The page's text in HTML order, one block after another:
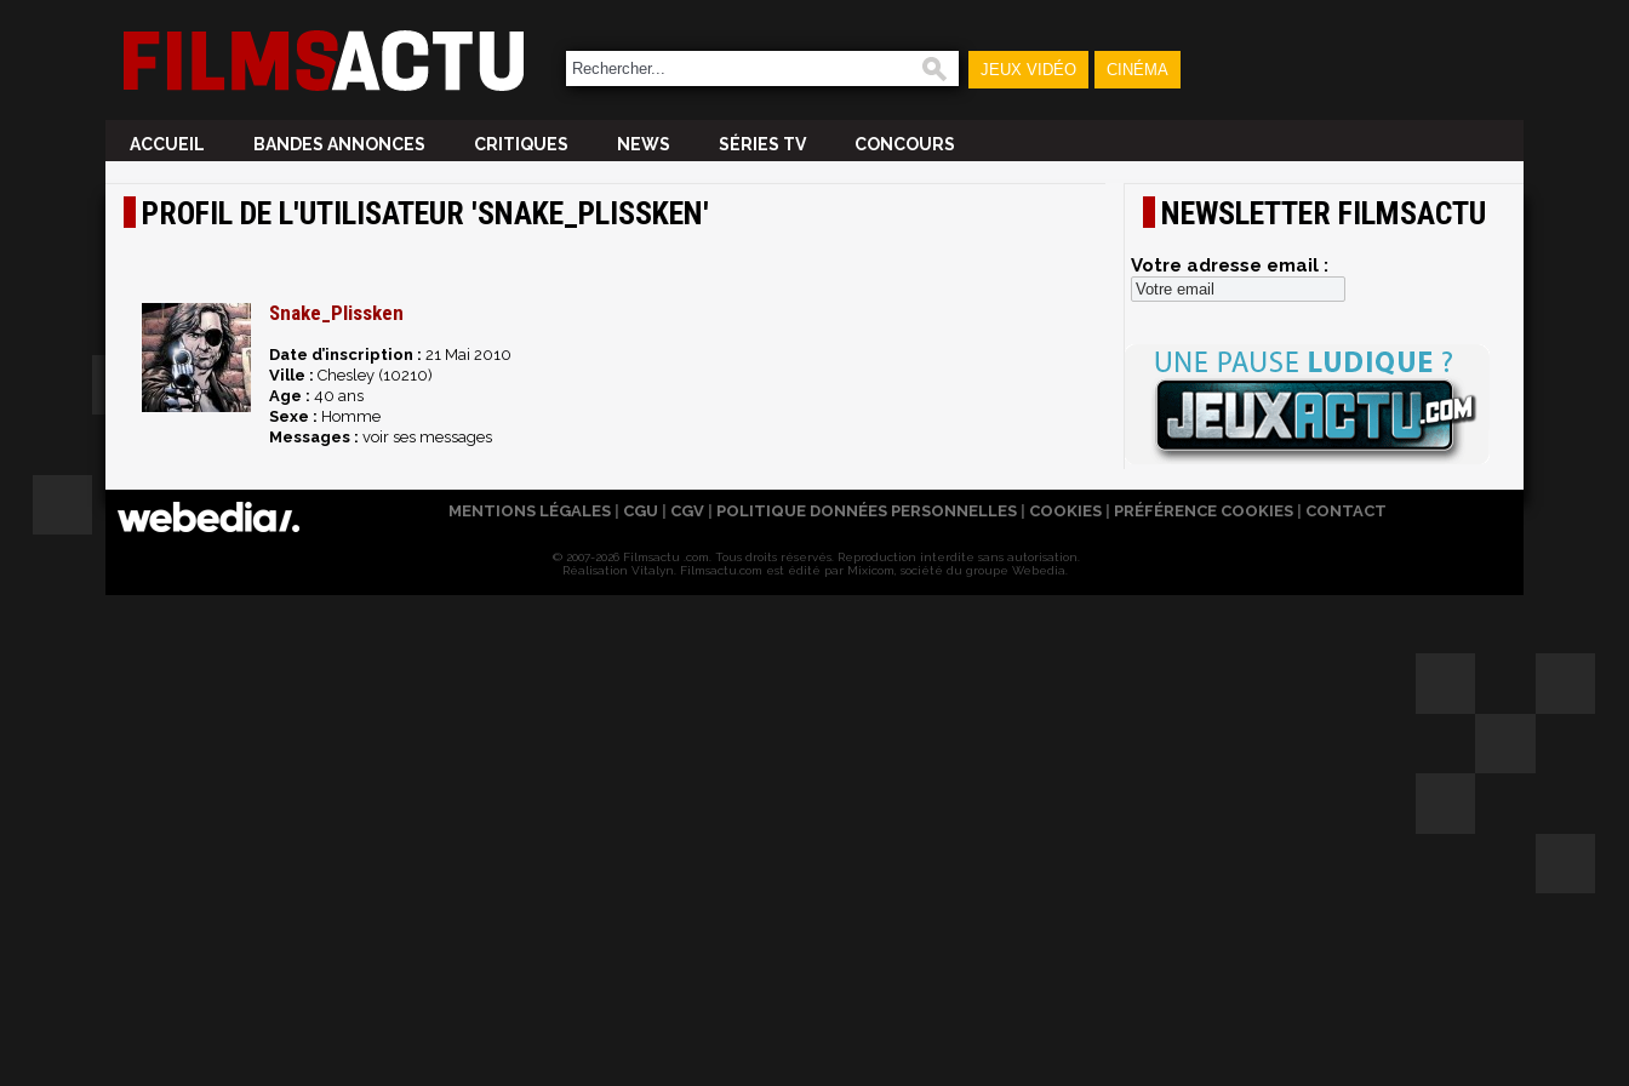
JEUX VIDÉO CINÉMA
ACCUEIL BANDES ANNONCES CRITIQUES NEWS SÉRIES TV CONCOURS
PROFIL DE L'UTILISATEUR 'SNAKE_PLISSKEN'
Snake_Plissken
Date d’inscription : 21 Mai 2010
Ville : Chesley (10210)
Age : 40 ans
Sexe : Homme
Messages : voir ses messages
NEWSLETTER FILMSACTU
Votre adresse email :
MENTIONS LÉGALES CGU CGV POLITIQUE DONNÉES PERSONNELLES COOKIES PRÉFÉRENCE COOKIES CONTACT
© 2007-2026 Filmsactu .com. Tous droits réservés. Reproduction interdite sans autorisation.
Réalisation Vitalyn . Filmsactu .com est édité par Mixicom, société du groupe Webedia.